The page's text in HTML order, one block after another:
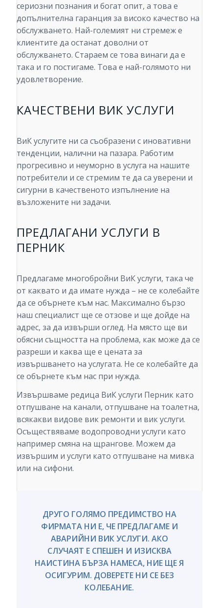
сериозни познания и богат опит, а това е
допълнителна гаранция за високо качество на
обслужването. Най-големият ни стремеж е
клиентите да останат доволни от
обслужването. Стараем се това винаги да е
така и го постигаме. Това е най-голямото ни
удовлетворение.
КАЧЕСТВЕНИ ВИК УСЛУГИ
ВиК услугите ни са съобразени с иновативни
тенденции, налични на пазара. Работим
прогресивно и неуморно в услуга на нашите
потребители и се стремим те да са уверени и
сигурни в качественото изпълнение на
възложените ни задачи.
ПРЕДЛАГАНИ УСЛУГИ В
ПЕРНИК
Предлагаме многобройни ВиК услуги, така че
от каквато и да имате нужда – не се колебайте
да се обърнете към нас. Максимално бързо
наш специалист ще се отзове и ще дойде на
адрес, за да извърши оглед. На място ще ви
обясни същността на проблема, как може да се
разреши и каква ще е цената за
извършването на услугата. Не се колебайте да
се обърнете към нас при нужда.
Извършваме редица ВиК услуги Перник като
отпушване на канали, отпушване на тоалетна,
всякакви видове вик ремонти и вик услуги.
Осъществяваме водопроводни услуги като
например смяна на щрангове. Можем да
извършим и услуги като отпушване на мивка
или на сифони.
ДРУГО ГОЛЯМО ПРЕДИМСТВО НА
ФИРМАТА НИ Е, ЧЕ ПРЕДЛАГАМЕ И
АВАРИЙНИ ВИК УСЛУГИ. АКО
СЛУЧАЯТ Е СПЕШЕН И ИЗИСКВА
НАИСТИНА БЪРЗА НАМЕСА, НИЕ ЩЕ Я
ОСИГУРИМ. ДОВЕРЕТЕ НИ СЕ БЕЗ
КОЛЕБАНИЕ.